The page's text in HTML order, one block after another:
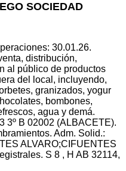
SOCIEDAD
30.01.26.
distribución,
al público de productos
del local, incluyendo,
granizados, yogur
bombones,
agua y demá.
3º B 02002 (ALBACETE).
Adm. Solid.:
ALVARO;CIFUENTES
S 8 , H AB 32114,